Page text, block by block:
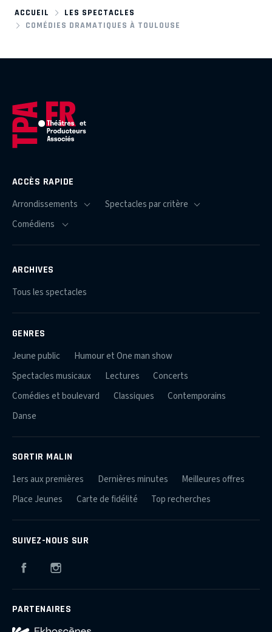
ACCUEIL
LES SPECTACLES
COMÉDIES DRAMATIQUES À TOULOUSE
ACCÈS RAPIDE
ARCHIVES
Tous les spectacles
GENRES
Jeune public
Humour et One man show
Spectacles musicaux
Lectures
Concerts
Comédies et boulevard
Classiques
Contemporains
Danse
SORTIR MALIN
1ers aux premières Dernières minutes
Meilleures offres
Place Jeunes
Carte de fidélité Top recherches
SUIVEZ-NOUS SUR
Facebook
PARTENAIRES